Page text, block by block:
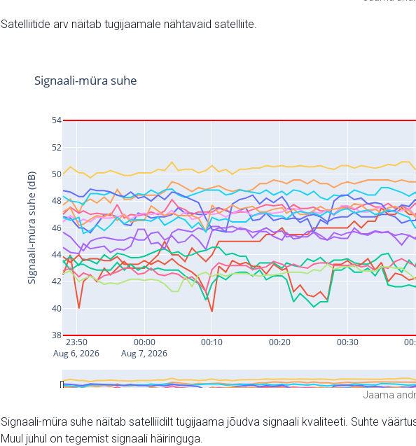
Satelliitide arv näitab tugijaamale nähtavaid satelliite.
Jaama
Signaali-müra suhe näitab satelliidilt tugijaama jõudva signaali kvaliteeti. Suhte
Muul juhul on tegemist signaali häiringuga.